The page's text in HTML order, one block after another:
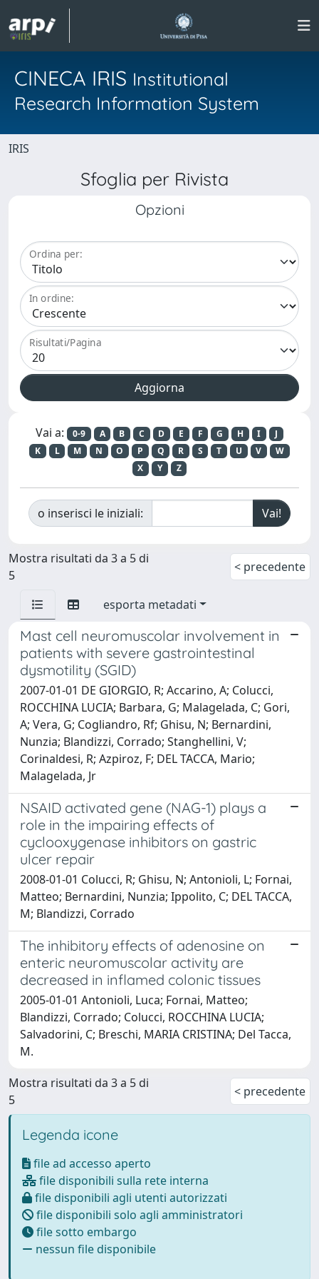
CINECA IRIS Institutional
Research Information System
IRIS
Sfoglia per Rivista
Opzioni
Ordina per:
In ordine:
Risultati/Pagina
Vai a: 0-9 A B C D E F G H I
J
K
L M N O P Q R S T U V
W
X
Y Z
o inserisci le iniziali:
Mostra risultati da 3 a 5 di
5
< precedente
esporta metadati
Mast cell neuromuscolar involvement in
patients with severe gastrointestinal
dysmotility (SGID)
2007-01-01 DE GIORGIO, R; Accarino, A; Colucci,
ROCCHINA LUCIA; Barbara, G; Malagelada, C; Gori,
A; Vera, G; Cogliandro, Rf; Ghisu, N; Bernardini,
Nunzia; Blandizzi, Corrado; Stanghellini, V;
Corinaldesi, R; Azpiroz, F; DEL TACCA, Mario;
Malagelada, Jr
NSAID activated gene (NAG-1) plays a
role in the impairing effects of
cyclooxygenase inhibitors on gastric
ulcer repair
2008-01-01 Colucci, R; Ghisu, N; Antonioli, L; Fornai,
Matteo; Bernardini, Nunzia; Ippolito, C; DEL TACCA,
M; Blandizzi, Corrado
The inhibitory effects of adenosine on
enteric neuromuscolar activity are
decreased in inflamed colonic tissues
2005-01-01 Antonioli, Luca; Fornai, Matteo;
Blandizzi, Corrado; Colucci, ROCCHINA LUCIA;
Salvadorini, C; Breschi, MARIA CRISTINA; Del Tacca,
M.
Mostra risultati da 3 a 5 di
5
< precedente
Legenda icone
file ad accesso aperto
file disponibili sulla rete interna
file disponibili agli utenti autorizzati
file disponibili solo agli amministratori
file sotto embargo
nessun file disponibile